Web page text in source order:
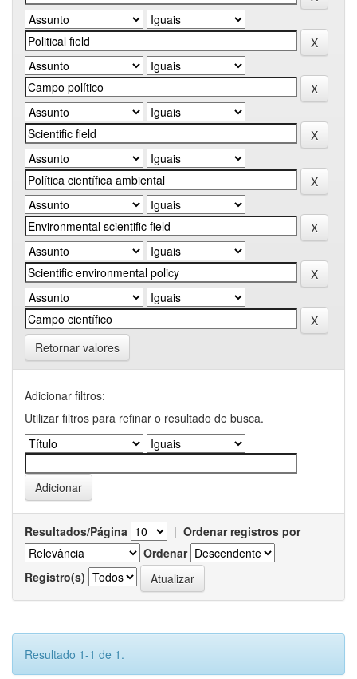
Retornar valores
Adicionar filtros:
Utilizar filtros para refinar o resultado de busca.
Resultados/Página | Ordenar registros por
Ordenar
Registro(s)
Resultado 1-1 de 1.